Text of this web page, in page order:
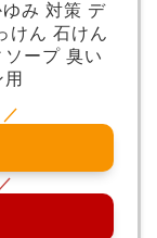
み 対策 デ
けん 石けん
ープ 臭い